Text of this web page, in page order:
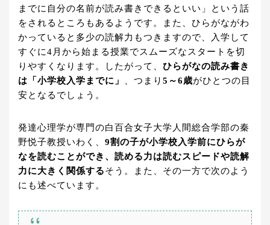
までに自分の名前が読み書きできるといい」という話
をされるところもあるようです。また、ひらがながわ
かっていると多少の読解力もつきますので、入学して
すぐに4月から始まる授業でスムーズなスタートを切
りやすくなります。したがって、 ひらがなの読み書き
は「小学校入学までに」
、つまり 5～6歳がひとつの目
安となるでしょう。
発達心理学が専門の白百合女子大学人間総合学部の秦
野悦子教授いわく、 9割の子が小学校入学前にひらが
なを読むことができ、読める力は読むスピードや読解
力に大きく関係するそう。また、その一方で次のよう
にも述べています。